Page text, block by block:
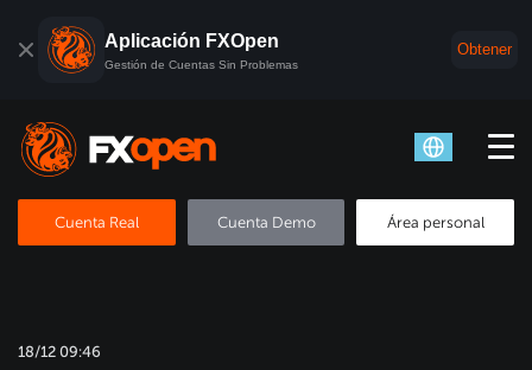
Aplicación FXOpen
Gestión de Cuentas Sin Problemas
Obtener
Cuenta Real Cuenta Demo Área personal
18/12 09:46